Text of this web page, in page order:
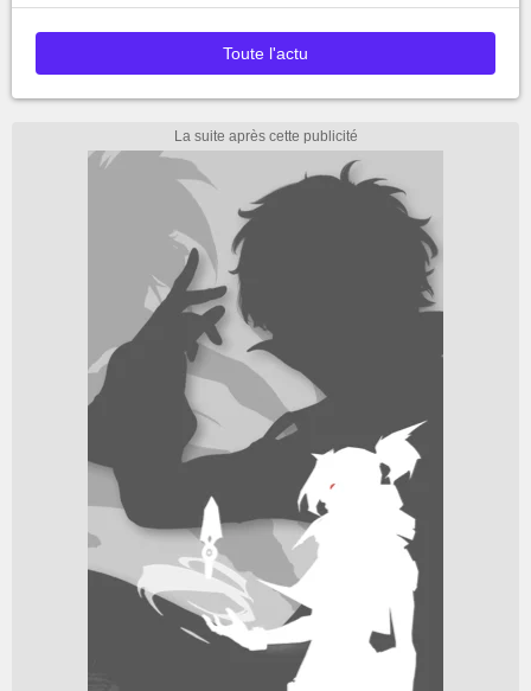
Toute l'actu